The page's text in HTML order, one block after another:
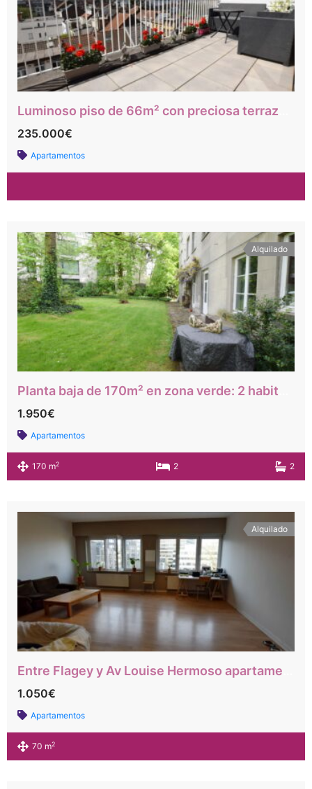
235.000€
Apartamentos
Alquilado
1.950€
Apartamentos
170 m2 2 2
Alquilado
1.050€
Apartamentos
70 m2